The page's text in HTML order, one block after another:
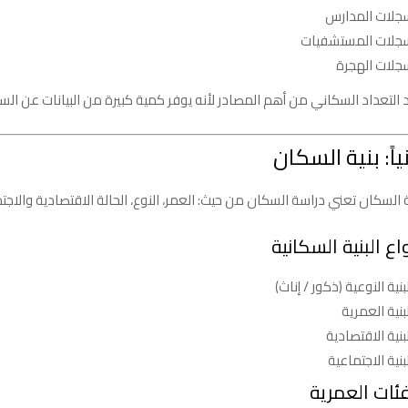
المدارس
المستشفيات
الهجرة
التعداد السكاني من أهم المصادر لأنه يوفر كمية كبيرة من البيانات عن
بنية السكان
السكان تعني دراسة السكان من حيث: العمر، النوع، الحالة الاقتصادية
البنية السكانية
النوعية (ذكور / إناث)
العمرية
الاقتصادية
الاجتماعية
العمرية